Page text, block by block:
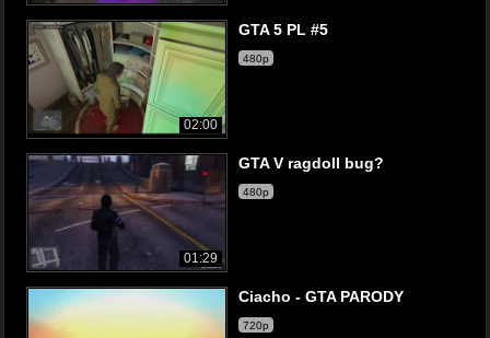
02:00
GTA 5 PL #5
480p
01:29
GTA V ragdoll bug?
480p
Ciacho - GTA PARODY
720p